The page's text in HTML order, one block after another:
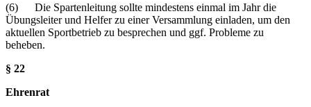
(6) Die Spartenleitung sollte mindestens einmal im Jahr die
Übungsleiter und Helfer zu einer Versammlung einladen, um den
aktuellen Sportbetrieb zu besprechen und ggf. Probleme zu
beheben.
§ 22
Ehrenrat